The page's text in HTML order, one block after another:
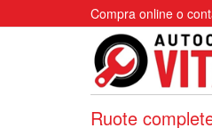
Compra online o
Ruote